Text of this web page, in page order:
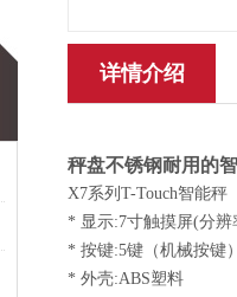
详情介绍
秤盘不锈钢耐用的
X7系列T-Touch智能
* 显示:7寸触摸屏(分
* 按键:5键（机械按
* 外壳:ABS塑料